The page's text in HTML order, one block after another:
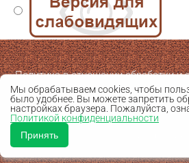
Политика в отношении обработки и
данных
Мы обрабатываем cookies, чтобы
было удобнее. Вы можете запретить
настройках браузера. Пожалуйста,
Политикой конфиденциальности
Принять